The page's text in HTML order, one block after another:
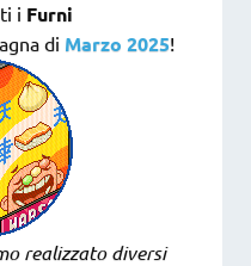
i Furni
di Marzo 2025!
realizzato diversi